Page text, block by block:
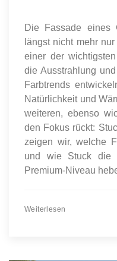
Die Fassade eines
längst nicht mehr
einer der
die Ausstrahlung
Farbtrends
Natürlichkeit und
weiteren, ebenso
den Fokus rückt:
zeigen wir, welche
und wie Stuck die
Premium-Niveau
Weiterlesen